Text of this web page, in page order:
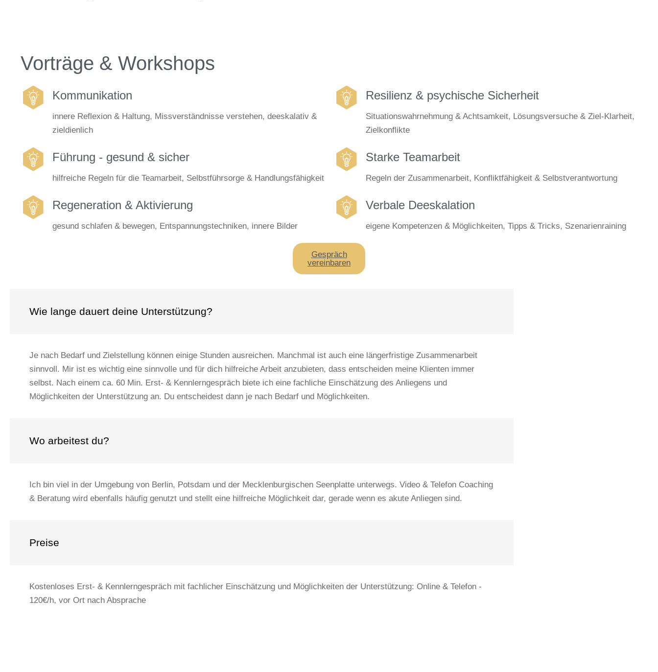
Vorträge & Workshops
Kommunikation
innere Reflexion & Haltung, Missverständnisse verstehen, deeskalativ &
zieldienlich
Resilienz & psychische Sicherheit
Situationswahrnehmung & Achtsamkeit, Lösungsversuche & Ziel-Klarheit,
Zielkonflikte
Führung - gesund & sicher
hilfreiche Regeln für die Teamarbeit, Selbstführsorge & Handlungsfähigkeit
Starke Teamarbeit
Regeln der Zusammenarbeit, Konfliktfähigkeit & Selbstverantwortung
Regeneration & Aktivierung
gesund schlafen & bewegen, Entspannungstechniken, innere Bilder
Verbale Deeskalation
eigene Kompetenzen & Möglichkeiten, Tipps & Tricks, Szenarienraining
Gespräch
vereinbaren
Wie lange dauert deine Unterstützung?
Je nach Bedarf und Zielstellung können einige Stunden ausreichen. Manchmal ist auch eine längerfristige Zusammenarbeit
sinnvoll. Mir ist es wichtig eine sinnvolle und für dich hilfreiche Arbeit anzubieten, dass entscheiden meine Klienten immer
selbst. Nach einem ca. 60 Min. Erst- & Kennlerngespräch biete ich eine fachliche Einschätzung des Anliegens und
Möglichkeiten der Unterstützung an. Du entscheidest dann je nach Bedarf und Möglichkeiten.
Wo arbeitest du?
Ich bin viel in der Umgebung von Berlin, Potsdam und der Mecklenburgischen Seenplatte unterwegs. Video & Telefon Coaching
& Beratung wird ebenfalls häufig genutzt und stellt eine hilfreiche Möglichkeit dar, gerade wenn es akute Anliegen sind.
Preise
Kostenloses Erst- & Kennlerngespräch mit fachlicher Einschätzung und Möglichkeiten der Unterstützung: Online & Telefon -
120€/h, vor Ort nach Absprache